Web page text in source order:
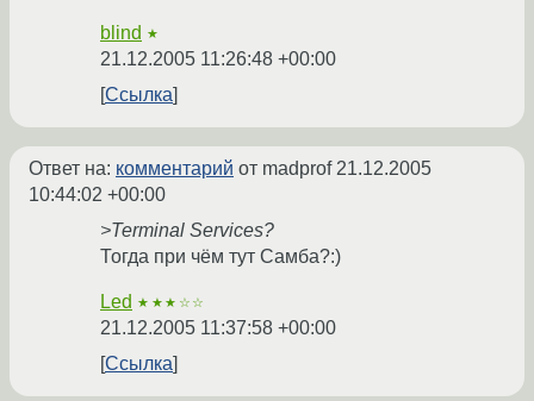
blind ★
21.12.2005 11:26:48 +00:00
Ссылка
Ответ на: комментарий от madprof21.12.2005
10:44:02 +00:00
>Terminal Services?
Тогда при чём тут Самба?:)
Led ★★★☆☆
21.12.2005 11:37:58 +00:00
Ссылка